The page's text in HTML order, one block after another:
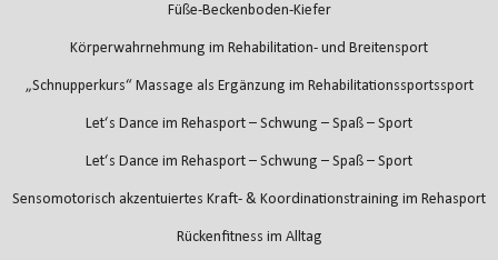
Füße-Beckenboden-Kiefer
Körperwahrnehmung im Rehabilitation- und Breitensport
„Schnupperkurs“ Massage als Ergänzung im Rehabilitationssportssport
Let‘s Dance im Rehasport – Schwung – Spaß – Sport
Let‘s Dance im Rehasport – Schwung – Spaß – Sport
Sensomotorisch akzentuiertes Kraft- & Koordinationstraining im Rehasport
Rückenfitness im Alltag